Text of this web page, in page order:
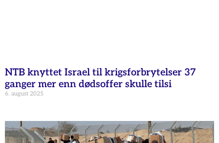
NTB knyttet Israel til krigsforbrytelser 37
ganger mer enn dødsoffer skulle tilsi
6. august 2025